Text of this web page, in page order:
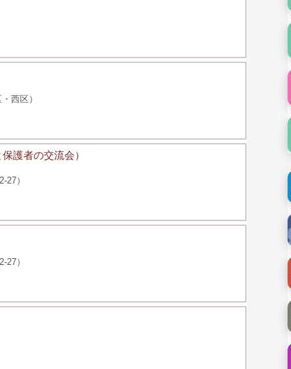
西区）
護者の交流会）
）
）